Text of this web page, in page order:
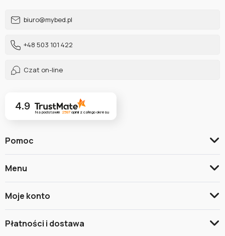
biuro@mybed.pl
+48 503 101 422
Czat on-line
4.9
Na podstawie 2597opinii z całego okresu
Pomoc
Menu
Moje konto
Płatności i dostawa